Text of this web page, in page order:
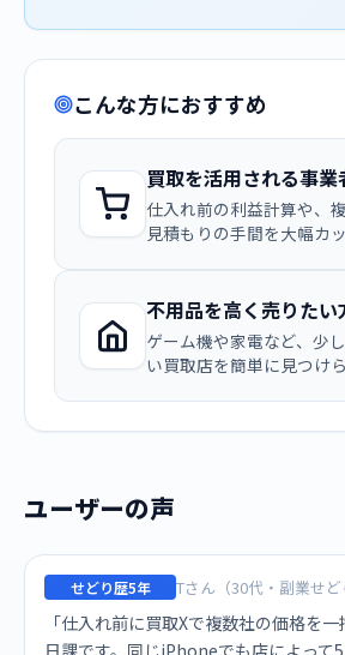
こんな方におすすめ
買取を活用される事業
仕入れ前の利益計算や、
見積もりの手間を大幅カッ
不用品を高く売りたい
ゲーム機や家電など、少
い買取店を簡単に見つけら
ユーザーの声
せどり歴5年 Tさん（30代・副業せど
「仕入れ前に買取Xで複数社の価格を
日課です。同じiPhoneでも店によって